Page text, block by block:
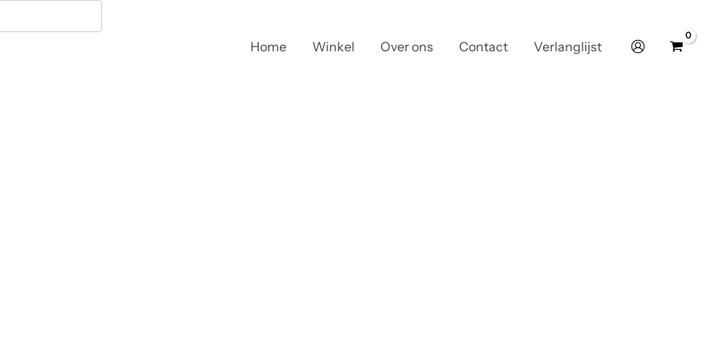
Home Winkel Over ons Contact Verlanglijst